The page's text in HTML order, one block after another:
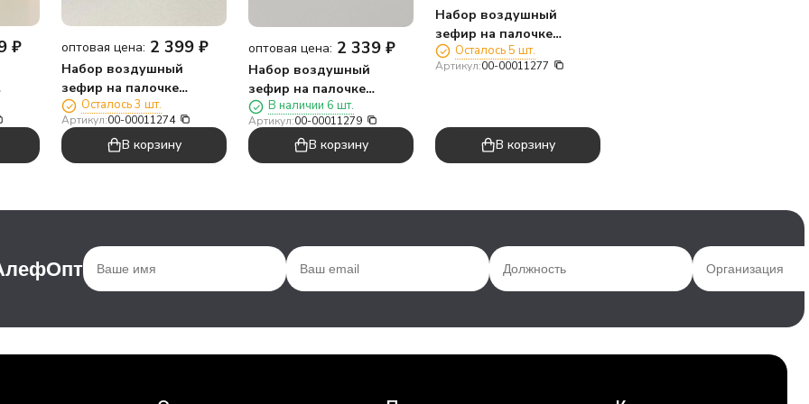
₽ оптовая цена: 2 399 ₽
Набор воздушный
зефир на палочке
"Заплющи зефирку!
МОЗГОЕДЫ", 24шт
Осталось 3 шт.
Артикул:00-00011274
В корзину
оптовая цена: 2 339 ₽
Набор воздушный
зефир на палочке
«Заплющь зефирку!
СЕРДЕЧКИ», 24шт.
В наличии 6 шт.
Артикул:00-00011279
В корзину
Набор воздушный
зефир на палочке
«Заплющь зефирку!
ЗОМБИКУСЫ», 24шт.
Осталось 5 шт.
Артикул:00-00011277
В корзину